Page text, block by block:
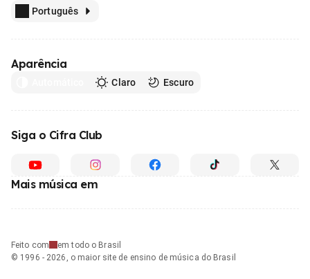
Português
Aparência
Claro Escuro
Siga o Cifra Club
Mais música em
Feito com
em todo o Brasil
© 1996 - 2026, o maior site de ensino de música do Brasil